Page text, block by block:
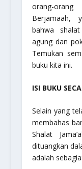
orang-
Berjamaah,
bahwa
agung dan
Temukan
buku kita ini.
ISI BUKU
Selain yang
membahas
Shalat
dituangkan
adalah